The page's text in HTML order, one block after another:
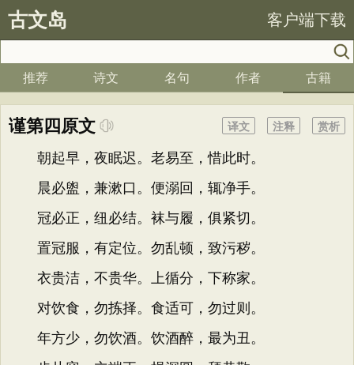
古文岛 客户端下载
推荐 诗文 名句 作者 古籍
谨第四原文 赏析
注释
译文
朝起早，夜眠迟。老易至，惜此时。
晨必盥，兼漱口。便溺回，辄净手。
冠必正，纽必结。袜与履，俱紧切。
置冠服，有定位。勿乱顿，致污秽。
衣贵洁，不贵华。上循分，下称家。
对饮食，勿拣择。食适可，勿过则。
年方少，勿饮酒。饮酒醉，最为丑。